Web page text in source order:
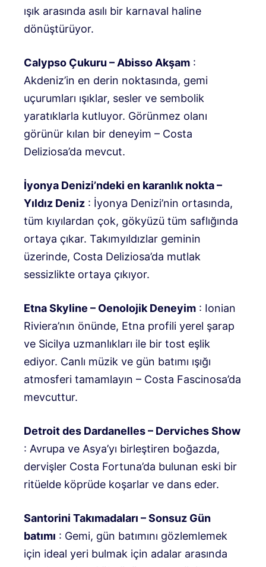
ışık arasında asılı bir karnaval haline
dönüştürüyor.
Calypso Çukuru – Abisso Akşam :
Akdeniz’in en derin noktasında, gemi
uçurumları ışıklar, sesler ve sembolik
yaratıklarla kutluyor. Görünmez olanı
görünür kılan bir deneyim – Costa
Deliziosa’da mevcut.
İyonya Denizi’ndeki en karanlık nokta –
Yıldız Deniz : İyonya Denizi’nin ortasında,
tüm kıyılardan çok, gökyüzü tüm saflığında
ortaya çıkar. Takımyıldızlar geminin
üzerinde, Costa Deliziosa’da mutlak
sessizlikte ortaya çıkıyor.
Etna Skyline – Oenolojik Deneyim : Ionian
Riviera’nın önünde, Etna profili yerel şarap
ve Sicilya uzmanlıkları ile bir tost eşlik
ediyor. Canlı müzik ve gün batımı ışığı
atmosferi tamamlayın – Costa Fascinosa’da
mevcuttur.
Detroit des Dardanelles – Derviches Show
: Avrupa ve Asya’yı birleştiren boğazda,
dervişler Costa Fortuna’da bulunan eski bir
ritüelde köprüde koşarlar ve dans eder.
Santorini Takımadaları – Sonsuz Gün
batımı : Gemi, gün batımını gözlemlemek
için ideal yeri bulmak için adalar arasında